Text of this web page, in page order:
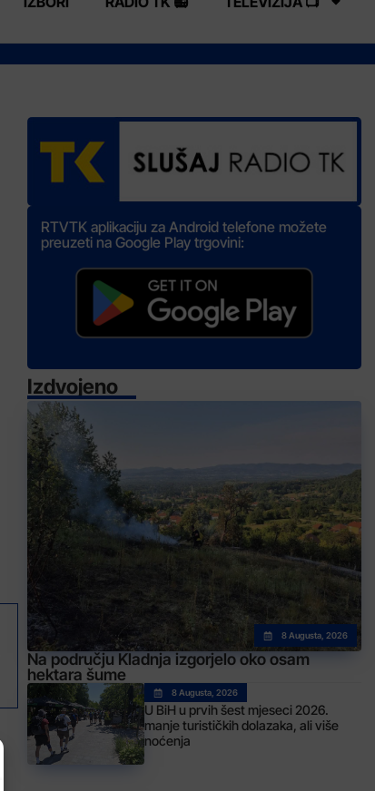
RTVTK aplikaciju za Android telefone možete
preuzeti na Google Play trgovini:
Izdvojeno
8 Augusta, 2026
Na području Kladnja izgorjelo oko osam
hektara šume
8 Augusta, 2026
U BiH u prvih šest mjeseci 2026.
manje turističkih dolazaka, ali više
noćenja